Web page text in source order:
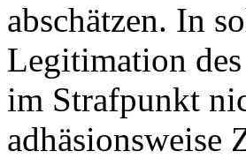
abschätzen. In
Legitimation
im Strafpunkt
adhäsionsweise